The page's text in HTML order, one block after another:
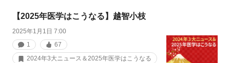
【2025年医学はこうなる】越智小枝
2025年1月1日 7:00
1
67
2024年3大ニュース＆2025年医学はこうなる